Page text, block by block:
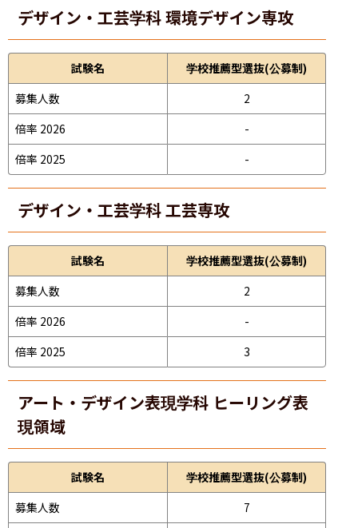
デザイン・工芸学科 環境デザイン専攻
試験名
学校推薦型選抜(公募制)
募集人数
2
倍率 2026
-
倍率 2025
-
デザイン・工芸学科 工芸専攻
試験名
学校推薦型選抜(公募制)
募集人数
2
倍率 2026
-
倍率 2025
3
アート・デザイン表現学科 ヒーリング表
現領域
試験名
学校推薦型選抜(公募制)
募集人数
7